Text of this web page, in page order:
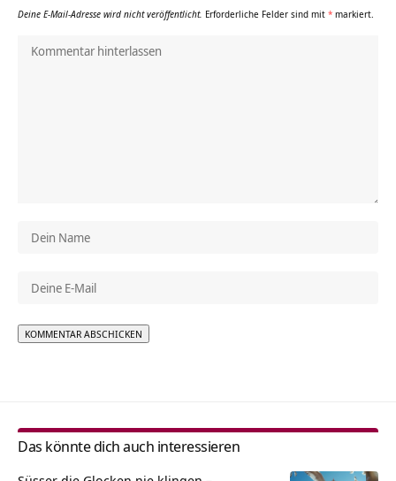
Deine E-Mail-Adresse wird nicht veröffentlicht. Erforderliche Felder sind mit * markiert.
Das könnte dich auch interessieren